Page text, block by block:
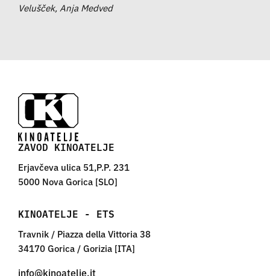
Velušček, Anja Medved
ZAVOD KINOATELJE
Erjavčeva ulica 51,P.P. 231
5000 Nova Gorica [SLO]
KINOATELJE - ETS
Travnik / Piazza della Vittoria 38
34170 Gorica / Gorizia [ITA]